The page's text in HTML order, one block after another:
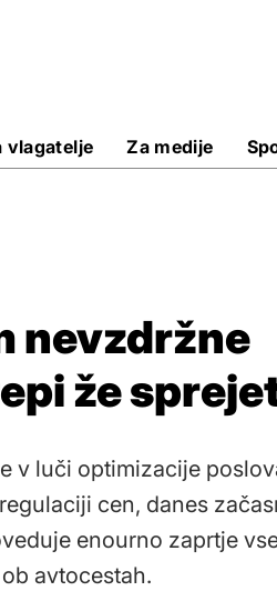
vlagatelje Za medije
nevzdržne
že
v luči optimizacije
cen, danes
enourno zaprtje
avtocestah.